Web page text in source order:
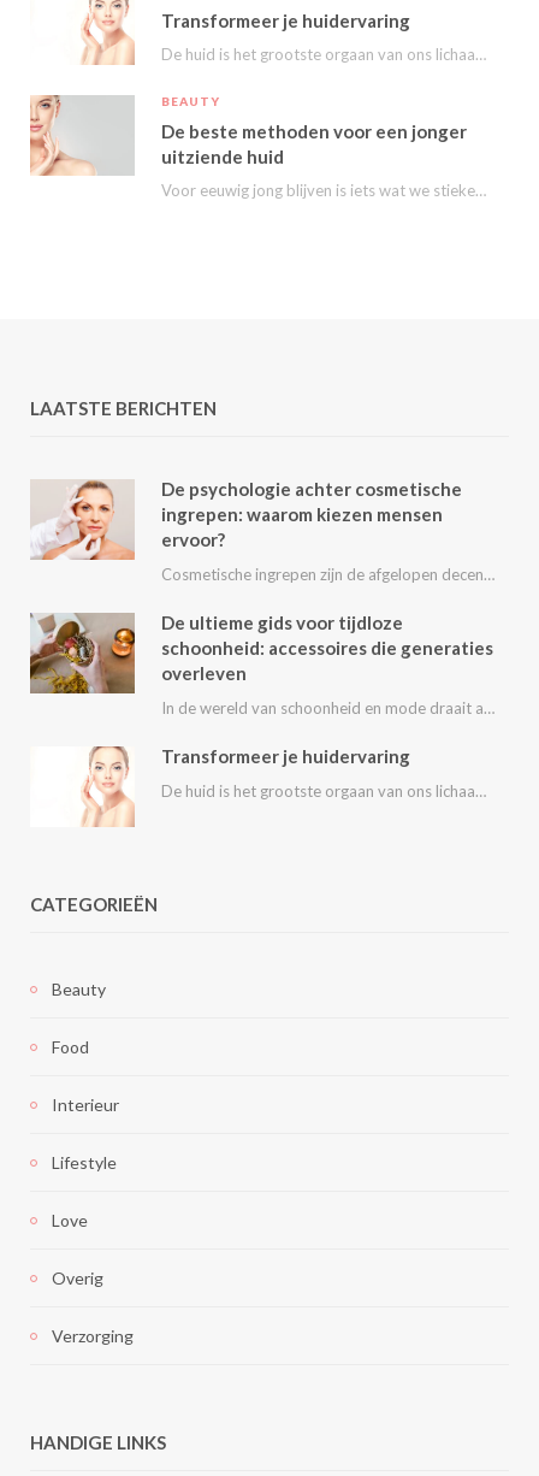
Transformeer je huidervaring
De huid is het grootste orgaan van ons lichaam en speelt een essentiële rol in…
BEAUTY
De beste methoden voor een jonger
uitziende huid
Voor eeuwig jong blijven is iets wat we stiekem eigenlijk allemaal wel willen. Nu kunnen…
LAATSTE BERICHTEN
De psychologie achter cosmetische
ingrepen: waarom kiezen mensen
ervoor?
Cosmetische ingrepen zijn de afgelopen decennia steeds populairder geworden. Van kleine behandelingen zoals fillers en…
De ultieme gids voor tijdloze
schoonheid: accessoires die generaties
overleven
In de wereld van schoonheid en mode draait alles om het uitstralen van je persoonlijke…
Transformeer je huidervaring
De huid is het grootste orgaan van ons lichaam en speelt een essentiële rol in…
CATEGORIEËN
Beauty
Food
Interieur
Lifestyle
Love
Overig
Verzorging
HANDIGE LINKS